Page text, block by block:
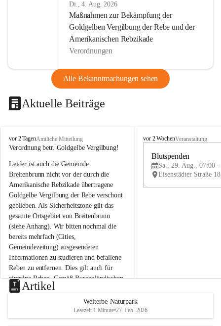
Di., 4. Aug. 2026
Maßnahmen zur Bekämpfung der
Goldgelben Vergilbung der Rebe und der
Amerikanischen Rebzikade
Verordnungen
Alle Bekanntmachungen sehen
Aktuelle Beiträge
B
r
i
t
e
n
b
r
u
n
n
a
m
N
e
u
s
d
vor 2 TagenAmtliche Mitteilung
Verordnung betr. Goldgelbe Vergilbung!
Leider ist auch die Gemeinde
Breitenbrunn nicht vor der durch die
Amerikanische Rebzikade übertragene
Goldgelbe Vergilbung der Rebe verschont
geblieben. Als Sicherheitszone gilt das
gesamte Ortsgebiet von Breitenbrunn
(siehe Anhang). Wir bitten nochmal die
bereits mehrfach (Cities,
Gemeindezeitung) ausgesendeten
Informationen zu studieren und befallene
Reben zu entfernen. Dies gilt auch für
einzelne Reben. Gemäß Burgenländischen
Weinbaugesetz sind nicht gepflegte oder
unzulässige Weingärten zu roden! Bitte
helfen wir zusammen um unsere Winzer
vor den prognostizierten Ernteausfällen
B
e
u
e
d
vor 2 WochenVeranstaltung
Blutspenden
Sa., 29. Aug., 07:00 -
Artikel
Welterbe-Naturpark
Lesezeit 1 Minute•27. Feb. 2026